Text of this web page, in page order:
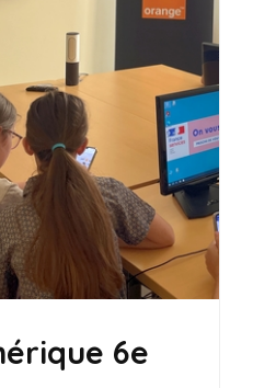
6e